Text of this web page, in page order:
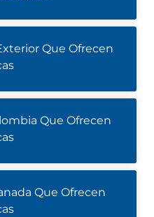
Que Ofrecen
Que Ofrecen
Que Ofrecen